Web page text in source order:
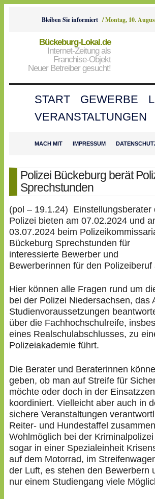
Bleiben Sie informiert /Montag, 10.
Bückeburg-Lokal.de
Internet-Zeitung als
Franchise-Objekt
Neuer Betreiber gesucht!
START GEWERBE
VERANSTALTUNGEN
MACH MIT IMPRESSUM
Polizei Bückeburg berät
Sprechstunden
(pol – 19.1.24) Einstellungsberater
Polizei bieten am 07.02.2024 und
03.07.2024 beim
Bückeburg Sprechstunden für
interessierte Bewerber und
Bewerberinnen für den Polizeiberuf
Hier können alle Fragen rund um
bei der Polizei Niedersachsen, das
Studienvoraussetzungen
über die Fachhochschulreife,
eines Realschulabschlusses, zu
Polizeiakademie führt.
Die Berater und Beraterinnen
geben, ob man auf Streife für
möchte oder doch in der
koordiniert. Vielleicht aber auch in
sichere Veranstaltungen
Reiter- und Hundestaffel
Wohlmöglich bei der
sogar in einer Spezialeinheit
auf dem Motorrad, im
der Luft, es stehen den Bewerbern
nur einem Studiengang viele